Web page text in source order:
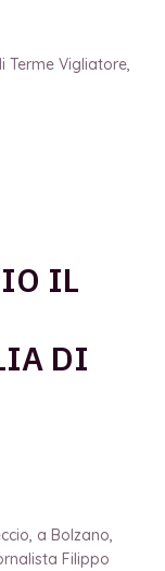
Terme Vigliatore,
IL
DI
a Bolzano,
Filippo